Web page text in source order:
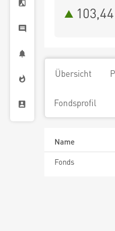
Übersicht
Fondsprofil
Name
Fonds